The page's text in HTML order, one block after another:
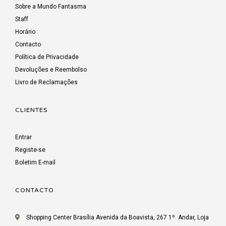
Sobre a Mundo Fantasma
Staff
Horário
Contacto
Política de Privacidade
Devoluções e Reembolso
Livro de Reclamações
CLIENTES
Entrar
Registe-se
Boletim E-mail
CONTACTO
Shopping Center Brasília Avenida da Boavista, 267 1º. Andar, Loja